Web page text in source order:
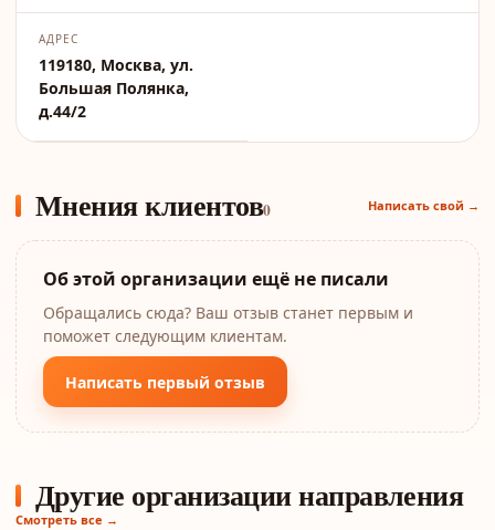
АДРЕС
119180, Москва, ул.
Большая Полянка,
д.44/2
Мнения клиентов0 Написать свой →
Об этой организации ещё не писали
Обращались сюда? Ваш отзыв станет первым и
поможет следующим клиентам.
Написать первый отзыв
Другие организации направления
Смотреть все →